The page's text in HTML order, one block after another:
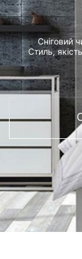
Сніговий
Стиль,